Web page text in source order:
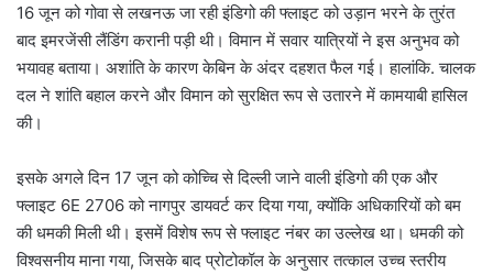
16 जून को गोवा से लखनऊ जा रही इंडिगो की फ्लाइट को उड़ान भरने के तुरंत
बाद इमरजेंसी लैंडिंग करानी पड़ी थी। विमान में सवार यात्रियों ने इस अनुभव को
भयावह बताया। अशांति के कारण केबिन के अंदर दहशत फैल गई। हालांकि. चालक
दल ने शांति बहाल करने और विमान को सुरक्षित रूप से उतारने में कामयाबी हासिल
की।
इसके अगले दिन 17 जून को कोच्चि से दिल्ली जाने वाली इंडिगो की एक और
फ्लाइट 6E 2706 को नागपुर डायवर्ट कर दिया गया, क्योंकि अधिकारियों को बम
की धमकी मिली थी। इसमें विशेष रूप से फ्लाइट नंबर का उल्लेख था। धमकी को
विश्वसनीय माना गया, जिसके बाद प्रोटोकॉल के अनुसार तत्काल उच्च स्तरीय